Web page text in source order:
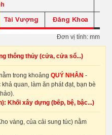
Đơn vị tính: mm
thông thủy (cửa, cửa sổ...)
trong khoảng QUÝ NHÂN -
quan, làm ăn phát đạt, bạn bè
Khối xây dựng (bếp, bệ, bậc...)
vàng, của cải sung túc) nằm